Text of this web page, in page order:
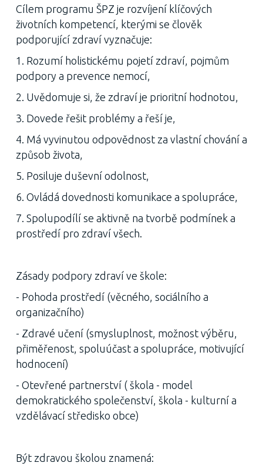
Cílem programu ŠPZ je rozvíjení klíčových
životních kompetencí, kterými se člověk
podporující zdraví vyznačuje:
1. Rozumí holistickému pojetí zdraví, pojmům
podpory a prevence nemocí,
2. Uvědomuje si, že zdraví je prioritní hodnotou,
3. Dovede řešit problémy a řeší je,
4. Má vyvinutou odpovědnost za vlastní chování a
způsob života,
5. Posiluje duševní odolnost,
6. Ovládá dovednosti komunikace a spolupráce,
7. Spolupodílí se aktivně na tvorbě podmínek a
prostředí pro zdraví všech.
Zásady podpory zdraví ve škole:
- Pohoda prostředí (věcného, sociálního a
organizačního)
- Zdravé učení (smysluplnost, možnost výběru,
přiměřenost, spoluúčast a spolupráce, motivující
hodnocení)
- Otevřené partnerství ( škola - model
demokratického společenství, škola - kulturní a
vzdělávací středisko obce)
Být zdravou školou znamená: